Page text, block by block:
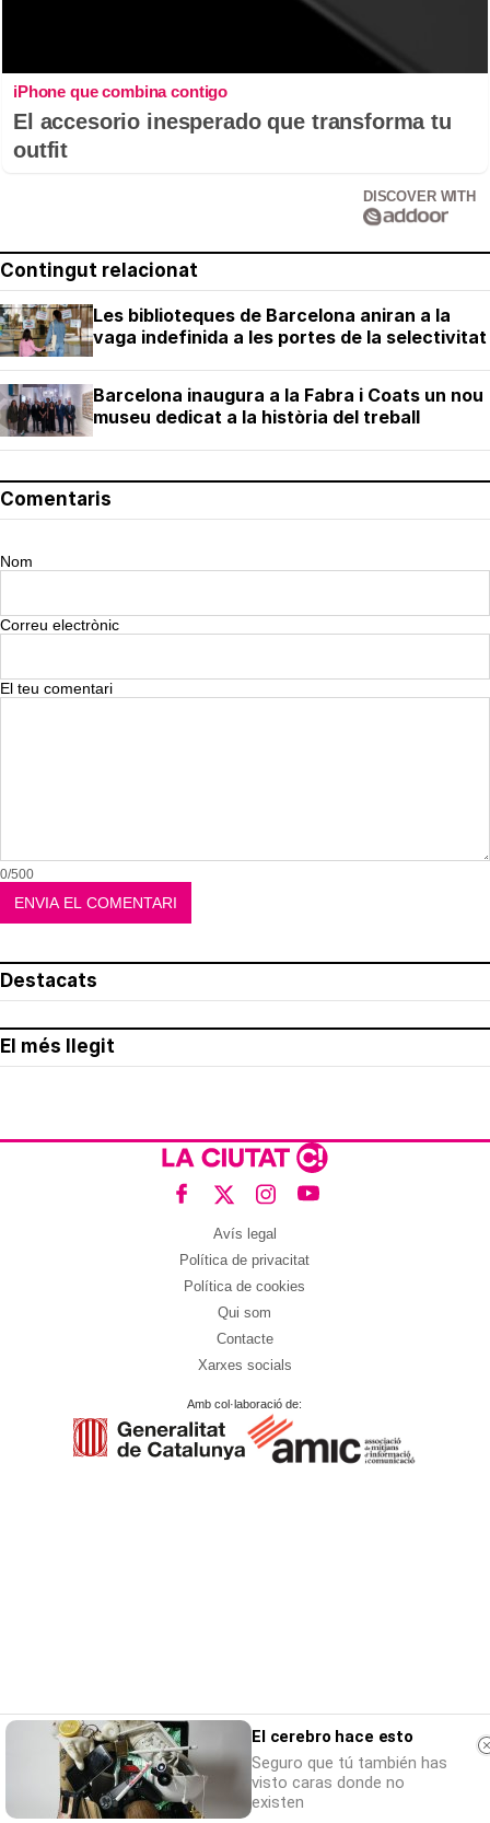
iPhone que combina contigo
El accesorio inesperado que transforma tu
outfit
DISCOVER WITH
Contingut relacionat
Les biblioteques de Barcelona aniran a la
vaga indefinida a les portes de la selectivitat
Barcelona inaugura a la Fabra i Coats un nou
museu dedicat a la història del treball
Comentaris
Nom
Correu electrònic
El teu comentari
0/500
Destacats
El més llegit
Avís legal
Política de privacitat
Política de cookies
Qui som
Contacte
Xarxes socials
Amb col·laboració de:
El cerebro hace esto
Seguro que tú también has
visto caras donde no
existen